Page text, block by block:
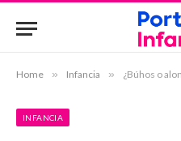
Home » Infancia » ¿Búhos o alondras?
INFANCIA